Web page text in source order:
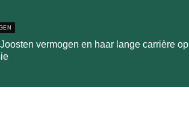
vermogen en haar lange carrière op